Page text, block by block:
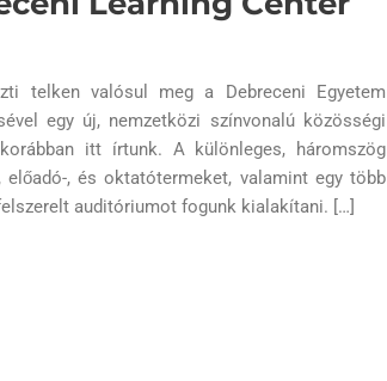
telken valósul meg a Debreceni Egyetem
egy új, nemzetközi színvonalú közösségi
itt írtunk. A különleges, háromszög
előadó-, és oktatótermeket, valamint egy több
auditóriumot fogunk kialakítani. […]